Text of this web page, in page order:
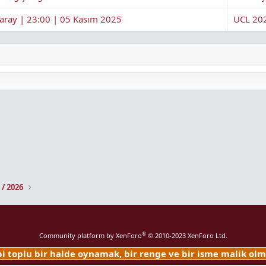
| 23:00 | 05 Kasım 2025
UCL
/ 2026
Community platform by XenForo® © 2010-2023 XenForo Ltd.
toplu bir halde oynamak, bir renge ve bir isme malik